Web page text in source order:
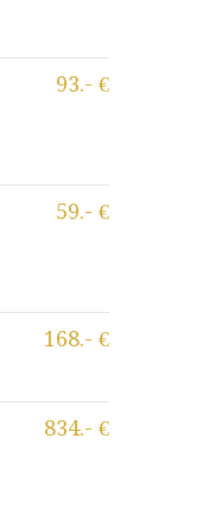
93.- €
59.- €
168.- €
834.- €